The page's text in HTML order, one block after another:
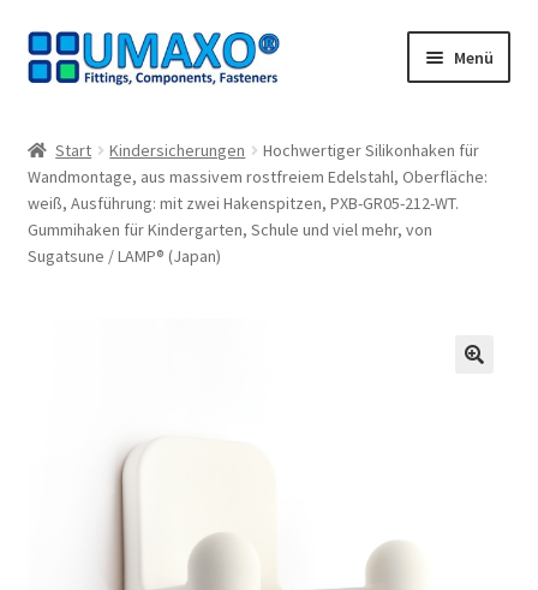
Zur
Navigation
Zum
Inhalt
Menü
AGB
Datenschutz
Mein Konto
Start Kindersicherungen
Hochwertiger Silikonhaken für
Wandmontage, aus massivem rostfreiem Edelstahl, Oberfläche:
weiß, Ausführung: mit zwei Hakenspitzen, PXB-GR05-212-WT.
Gummihaken für Kindergarten, Schule und viel mehr, von
Sugatsune / LAMP® (Japan)